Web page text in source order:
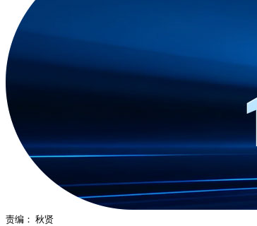
责编： 秋贤